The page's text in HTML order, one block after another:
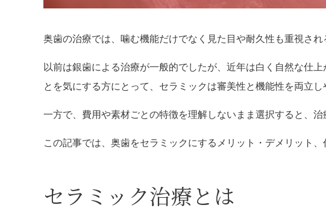
奥歯の治療では、噛む機能だけでなく見た目や耐久性も重視され
以前は銀歯による治療が一般的でしたが、近年は白く自然な仕
とを気にする方にとって、セラミックは審美性と機能性を両立し
一方で、費用や素材ごとの特徴を理解しないまま選択すると、治
この記事では、奥歯をセラミックにするメリット・デメリット
セラミック治療とは